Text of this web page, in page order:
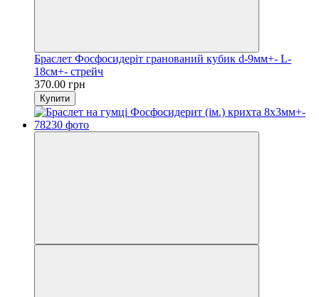
Браслет Фосфосидеріт гранований кубик d-9мм+- L-
18см+- стрейч
370.00 грн
Купити